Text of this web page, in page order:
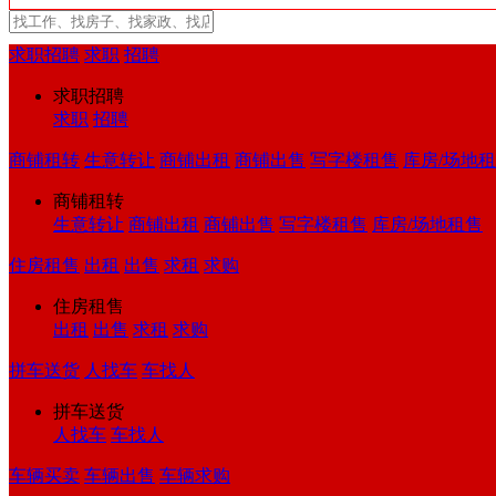
求职招聘 求职 招聘
求职招聘
求职 招聘
商铺租转 生意转让 商铺出租 商铺出售 写字楼租售 库房/场地
商铺租转
生意转让 商铺出租 商铺出售 写字楼租售 库房/场地租售
住房租售 出租 出售 求租 求购
住房租售
出租 出售 求租 求购
拼车送货 人找车 车找人
拼车送货
人找车 车找人
车辆买卖 车辆出售 车辆求购